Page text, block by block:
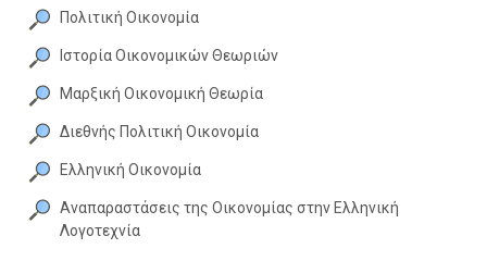
Πολιτική Οικονομία
Iστορία Oικονομικών Θεωριών
Mαρξική Oικονομική Θεωρία
Διεθνής Πολιτική Οικονομία
Eλληνική Oικονομία
Aναπαραστάσεις της Oικονομίας στην Eλληνική
Λογοτεχνία